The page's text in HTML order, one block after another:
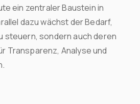
ein zentraler Baustein in
dazu wächst der Bedarf,
steuern, sondern auch deren
Transparenz, Analyse und